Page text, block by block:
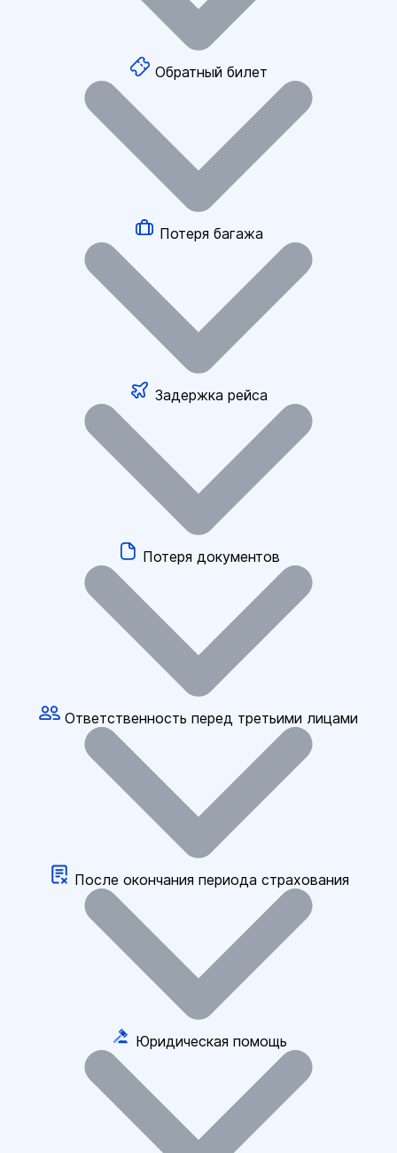
Обратный билет
Потеря багажа
Задержка рейса
Потеря документов
Ответственность перед третьими лицами
После окончания периода страхования
Юридическая помощь